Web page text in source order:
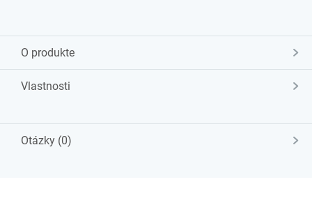
O produkte
Vlastnosti
Otázky (0)